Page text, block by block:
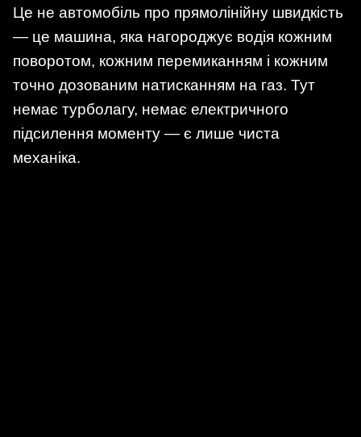
Це не автомобіль про прямолінійну швидкість
— це машина, яка нагороджує водія кожним
поворотом, кожним перемиканням і кожним
точно дозованим натисканням на газ. Тут
немає турболагу, немає електричного
підсилення моменту — є лише чиста
механіка.